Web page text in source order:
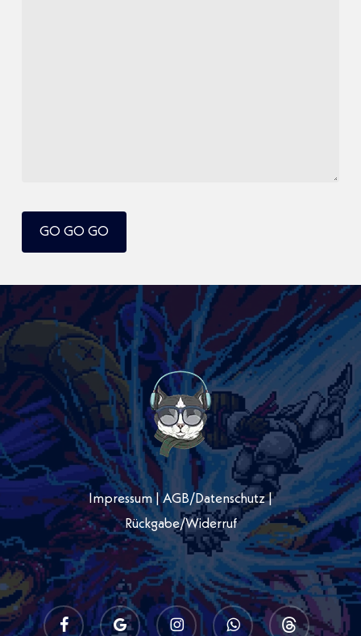
Impressum|AGB/Datenschutz|
Rückgabe/Widerruf
facebook
google-
plus
instagram whatsapp threads